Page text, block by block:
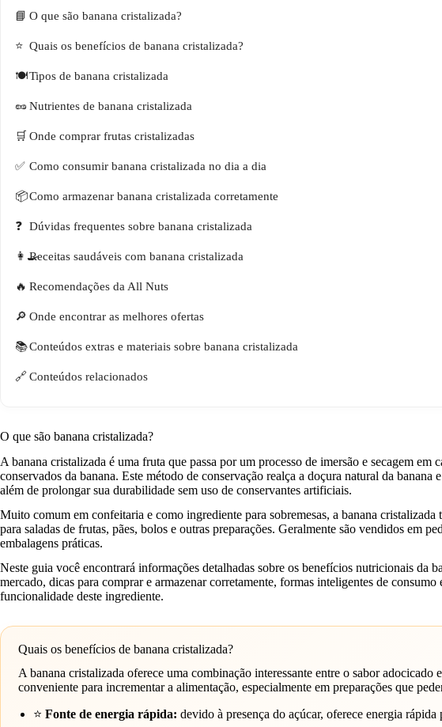
O que são banana cristalizada?
Quais os benefícios de banana cristalizada?
Tipos de banana cristalizada
Nutrientes de banana cristalizada
Onde comprar frutas cristalizadas
Como consumir banana cristalizada no dia a dia
Como armazenar banana cristalizada corretamente
Dúvidas frequentes sobre banana cristalizada
Receitas saudáveis com banana cristalizada
Recomendações da All Nuts
Onde encontrar as melhores ofertas
Conteúdos extras e materiais sobre banana cristalizada
Conteúdos relacionados
O que são banana cristalizada?
A banana cristalizada é uma fruta que passa por um processo de imersão e secagem em
conservados da banana. Este método de conservação realça a doçura natural da
além de prolongar sua durabilidade sem uso de conservantes artificiais.
Muito comum em confeitaria e como ingrediente para sobremesas, a banana
para saladas de frutas, pães, bolos e outras preparações. Geralmente são vendidos em
embalagens práticas.
Neste guia você encontrará informações detalhadas sobre os benefícios nutricionais da
mercado, dicas para comprar e armazenar corretamente, formas inteligentes de consumo
funcionalidade deste ingrediente.
Quais os benefícios de banana cristalizada?
A banana cristalizada oferece uma combinação interessante entre o sabor adocicado
conveniente para incrementar a alimentação, especialmente em preparações que
⭐Fonte de energia rápida: devido à presença do açúcar, oferece energia